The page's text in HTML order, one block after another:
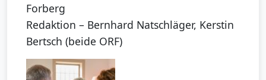
Forberg
Redaktion – Bernhard Natschläger, Kerstin
Bertsch (beide ORF)